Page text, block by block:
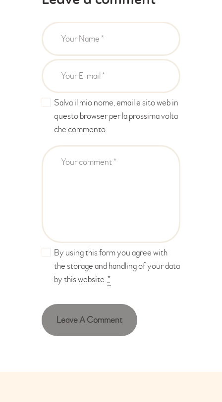
Salva il mio nome, email e sito web in
questo browser per la prossima volta
che commento.
By using this form you agree with
the storage and handling of your data
by this website.*